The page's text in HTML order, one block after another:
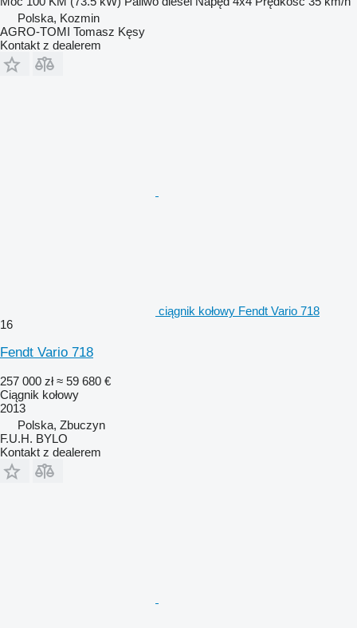
Polska, Kozmin
AGRO-TOMI Tomasz Kęsy
Kontakt z dealerem
ciągnik kołowy Fendt Vario 718
16
Fendt Vario 718
257 000 zł ≈ 59 680 €
Ciągnik kołowy
2013
Polska, Zbuczyn
F.U.H. BYLO
Kontakt z dealerem